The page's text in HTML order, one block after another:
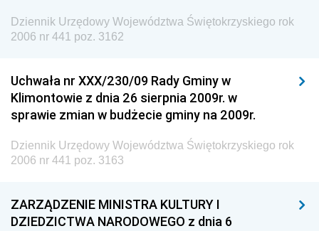
Dziennik Urzędowy Województwa Świętokrzyskiego rok
2006 nr 441 poz. 3162
Uchwała nr XXX/230/09 Rady Gminy w
Klimontowie z dnia 26 sierpnia 2009r. w
sprawie zmian w budżecie gminy na 2009r.
Dziennik Urzędowy Województwa Świętokrzyskiego rok
2006 nr 441 poz. 3163
ZARZĄDZENIE MINISTRA KULTURY I
DZIEDZICTWA NARODOWEGO z dnia 6